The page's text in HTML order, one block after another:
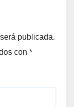
publicada.
con *